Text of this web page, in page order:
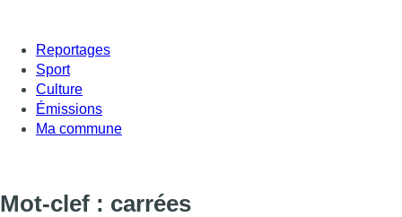
Reportages
Sport
Culture
Émissions
Ma commune
Mot-clef : carrées